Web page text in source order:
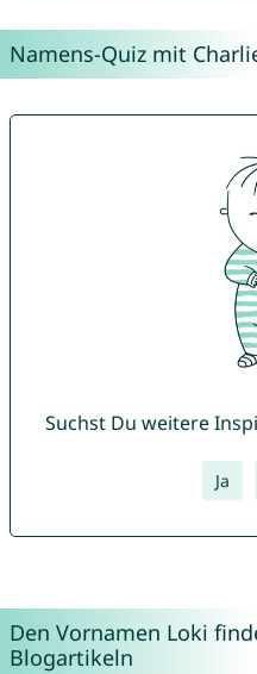
Namens-Quiz mit
Suchst Du weitere
Ja
Den Vornamen Loki
Blogartikeln